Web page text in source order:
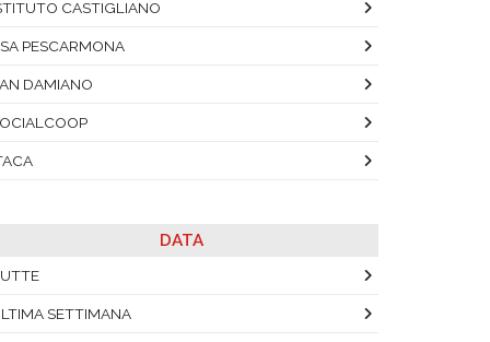
CASTIGLIANO
PESCARMONA
DAMIANO
DATA
SETTIMANA